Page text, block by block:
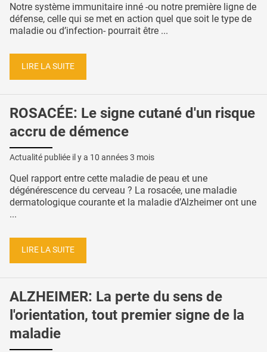
Notre système immunitaire inné -ou notre première ligne de
défense, celle qui se met en action quel que soit le type de
maladie ou d’infection- pourrait être ...
LIRE LA SUITE
ROSACÉE: Le signe cutané d'un risque
accru de démence
Actualité publiée il y a 10 années 3 mois
Quel rapport entre cette maladie de peau et une
dégénérescence du cerveau ? La rosacée, une maladie
dermatologique courante et la maladie d’Alzheimer ont une
...
LIRE LA SUITE
ALZHEIMER: La perte du sens de
l'orientation, tout premier signe de la
maladie